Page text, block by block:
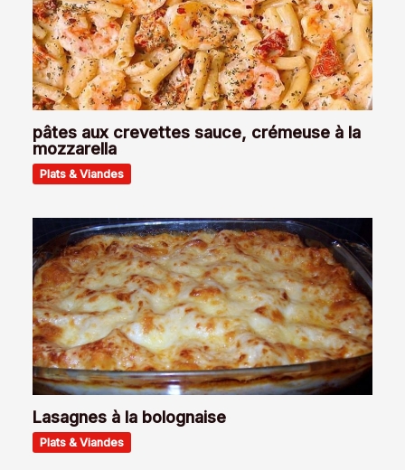
pâtes aux crevettes sauce, crémeuse à la
mozzarella
Plats & Viandes
Lasagnes à la bolognaise
Plats & Viandes